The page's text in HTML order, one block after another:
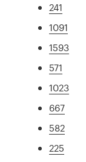
241
1091
1593
571
1023
667
582
225